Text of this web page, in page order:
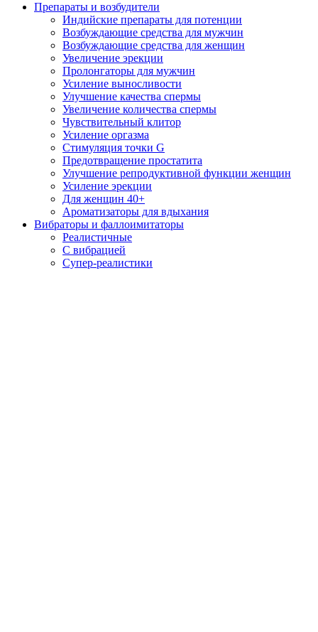
Препараты и возбудители
Индийские препараты для потенции
Возбуждающие средства для мужчин
Возбуждающие средства для женщин
Увеличение эрекции
Пролонгаторы для мужчин
Усиление выносливости
Улучшение качества спермы
Увеличение количества спермы
Чувствительный клитор
Усиление оргазма
Стимуляция точки G
Предотвращение простатита
Улучшение репродуктивной функции женщин
Усиление эрекции
Для женщин 40+
Ароматизаторы для вдыхания
Вибраторы и фаллоимитаторы
Реалистичные
С вибрацией
Супер-реалистики